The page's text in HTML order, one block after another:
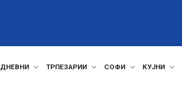
ДНЕВНИ ТРПЕЗАРИИ СОФИ КУЈНИ